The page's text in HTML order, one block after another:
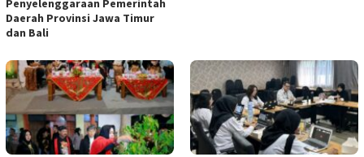
Penyelenggaraan Pemerintah
Daerah Provinsi Jawa Timur
dan Bali